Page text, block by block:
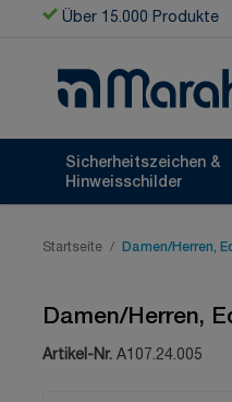
Zum Inhalt springen
Über 15.000 Produkte
Sicherheitszeichen &
Hinweisschilder
Startseite / Damen/Herren,
Damen/Herren,
Artikel-Nr. A107.24.005